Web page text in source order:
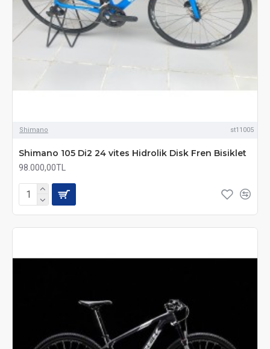
Shimano st11005
Shimano 105 Di2 24 vites Hidrolik Disk Fren Bisiklet
98.000,00TL